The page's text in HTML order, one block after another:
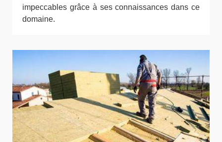
impeccables grâce à ses connaissances dans ce
domaine.